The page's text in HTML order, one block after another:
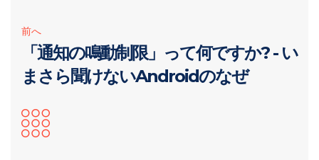
前へ
「通知の鳴動制限」って何ですか? - い
まさら聞けないAndroidのなぜ